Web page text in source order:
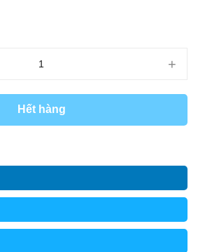
+
Hết hàng